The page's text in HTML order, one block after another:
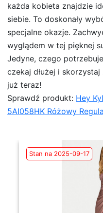
każda kobieta znajdzie
siebie. To doskonały
specjalne okazje.
wyglądem w tej pięknej
Jedyne, czego
czekaj dłużej i
już teraz!
Sprawdź produkt: Hey
5AI058HK Różowy
Stan na 2025-09-17